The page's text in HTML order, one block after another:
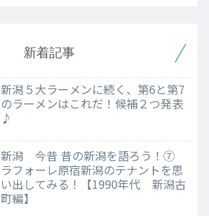
新着記事
新潟５大ラーメンに続く、第6と第7
のラーメンはこれだ！候補２つ発表
♪
新潟 今昔 昔の新潟を語ろう！⑦
ラフォーレ原宿新潟のテナントを思
い出してみる！【1990年代 新潟古
町編】